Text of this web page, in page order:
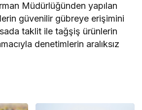
Müdürlüğünden yapılan
güvenilir gübreye erişimini
taklit ile tağşiş ürünlerin
denetimlerin aralıksız